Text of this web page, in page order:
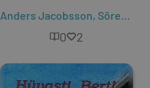
Anders Jacobsson, Sören Olsson
0 2